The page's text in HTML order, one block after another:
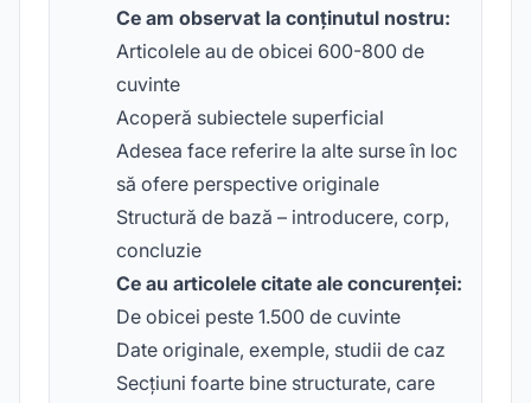
Ce am observat la conținutul nostru:
Articolele au de obicei 600-800 de
cuvinte
Acoperă subiectele superficial
Adesea face referire la alte surse în loc
să ofere perspective originale
Structură de bază – introducere, corp,
concluzie
Ce au articolele citate ale concurenței:
De obicei peste 1.500 de cuvinte
Date originale, exemple, studii de caz
Secțiuni foarte bine structurate, care